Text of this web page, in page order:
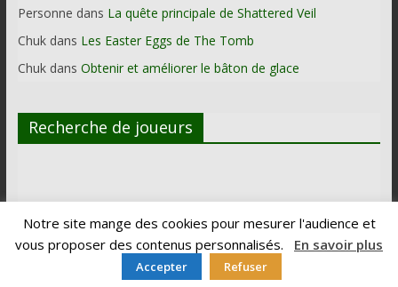
Notre site mange des cookies pour mesurer l'audience et
vous proposer des contenus personnalisés. En savoir plus
Accepter Refuser
Personne dans La quête principale de Shattered Veil
Chukdans Les Easter Eggs de The Tomb
Chukdans Obtenir et améliorer le bâton de glace
Recherche de joueurs